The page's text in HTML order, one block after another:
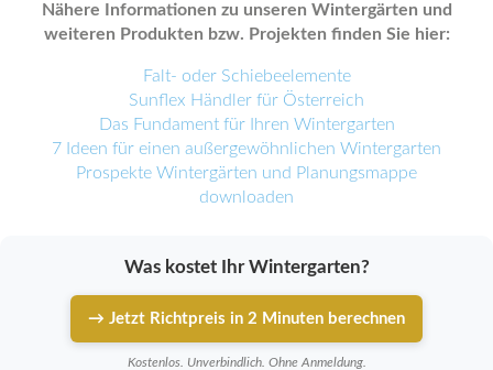
Nähere Informationen zu unseren Wintergärten und
weiteren Produkten bzw. Projekten finden Sie hier:
Falt- oder Schiebeelemente
Sunflex Händler für Österreich
Das Fundament für Ihren Wintergarten
7 Ideen für einen außergewöhnlichen Wintergarten
Prospekte Wintergärten und Planungsmappe
downloaden
Was kostet Ihr Wintergarten?
→ Jetzt Richtpreis in 2 Minuten berechnen
Kostenlos. Unverbindlich. Ohne Anmeldung.